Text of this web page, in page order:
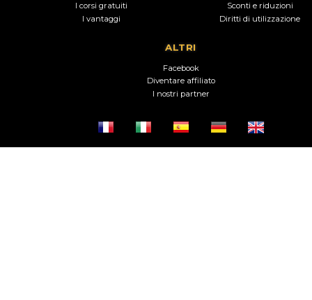
I corsi gratuiti
I vantaggi
Sconti e riduzioni
Diritti di utilizzazione
ALTRI
Facebook
Diventare affiliato
I nostri partner